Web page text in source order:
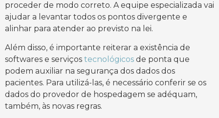
proceder de modo correto. A equipe especializada vai
ajudar a levantar todos os pontos divergente e
alinhar para atender ao previsto na lei.
Além disso, é importante reiterar a existência de
softwares e serviços tecnológicos de ponta que
podem auxiliar na segurança dos dados dos
pacientes. Para utilizá-las, é necessário conferir se os
dados do provedor de hospedagem se adéquam,
também, às novas regras.